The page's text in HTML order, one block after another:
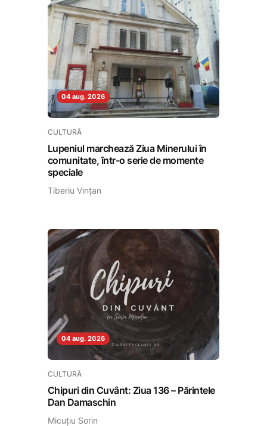
04 aug. 2026
CULTURĂ
Lupeniul marchează Ziua Minerului în
comunitate, într-o serie de momente
speciale
Tiberiu Vințan
04 aug. 2026
CULTURĂ
Chipuri din Cuvânt: Ziua 136 – Părintele
Dan Damaschin
Micuțiu Sorin